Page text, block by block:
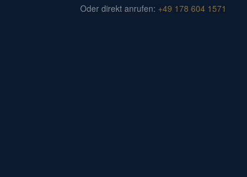
Oder direkt anrufen: +49 178 604 1571